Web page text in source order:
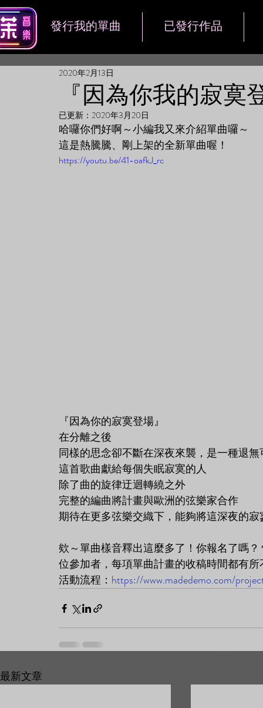
發行我的單曲 已發行作品
『因為你我的寂寞
2020年2月13日
已更新： 2020年3月20日
哈囉你們好啊～小編我又來介紹單曲囉～
這是熱騰騰、剛上架的全新單曲喔！
https://youtu.be/41-oafkJ_rc
『因為你的寂寞登場』
在分離之後
同樣的思念卻不斷在深夜來襲，是一種退
這首歌曲獻給每個失眠寂寞的人
除了曲的旋律迂迴轉繞之外
完整的編曲將計畫與歐洲的弦樂家合作
期待在更多弦樂交織下，能夠將這深夜的
欸～單曲樣音釋出這麼多了！你報名了嗎
位參加者，每項單曲計畫的收稿時間都有
活動流程： https://www.madedemo.com/
最新文章